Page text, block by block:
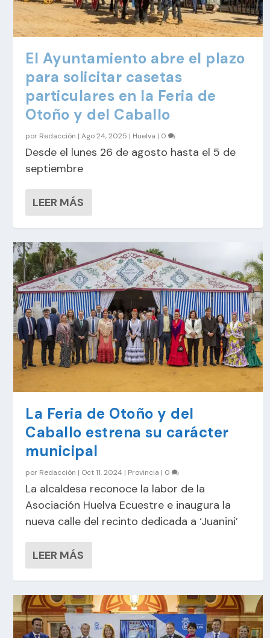
El Ayuntamiento abre el plazo
para solicitar casetas
particulares en la Feria de
Otoño y del Caballo
por Redacción |Ago 24, 2025 | Huelva | 0
Desde el lunes 26 de agosto hasta el 5 de
septiembre
LEER MÁS
La Feria de Otoño y del
Caballo estrena su carácter
municipal
por Redacción | Oct 11, 2024 | Provincia | 0
La alcaldesa reconoce la labor de la
Asociación Huelva Ecuestre e inaugura la
nueva calle del recinto dedicada a ‘Juanini’
LEER MÁS